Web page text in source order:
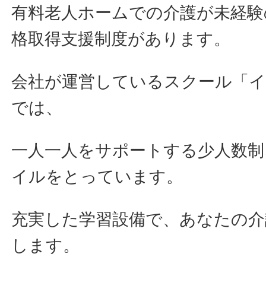
有料老人ホームでの介護が未経
格取得支援制度があります。
会社が運営しているスクール「
では、
一人一人をサポートする少人数
イルをとっています。
充実した学習設備で、あなたの
します。